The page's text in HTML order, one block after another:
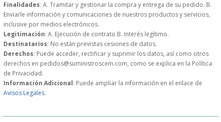
FORMA DE PAGO
CONDICIONES DE COMPRA
GARANTIAS Y
DEVOLUCIONES
Finalidades: A. Tramitar y gestionar la compra y entrega de su pedido. B.
Enviarle información y comunicaciones de nuestros productos y servicios,
inclusive por medios electrónicos.
Legitimación: A. Ejecución de contrato B. Interés legítimo.
Destinatarios: No están previstas cesiones de datos.
Derechos: Puede acceder, rectificar y suprimir los datos, así como otros
derechos en pedidos@suministroscem.com, como se explica en la Política
de Privacidad.
Información Adicional: Puede ampliar la información en el enlace de
Avisos Legales.